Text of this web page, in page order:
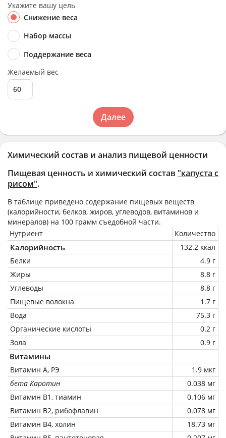
Химический состав и анализ пищевой ценности
Пищевая ценность и химический состав "капуста с
рисом".
В таблице приведено содержание пищевых веществ
(калорийности, белков, жиров, углеводов, витаминов и
минералов) на 100 грамм съедобной части.
Нутриент
Количество
Калорийность
132.2 ккал
Белки
4.9 г
Жиры
8.8 г
Углеводы
8.8 г
Пищевые волокна
1.7 г
Вода
75.3 г
Органические кислоты
0.2 г
Зола
0.9 г
Витамины
Витамин А, РЭ
1.9 мкг
бета Каротин
0.038 мг
Витамин В1, тиамин
0.106 мг
Витамин В2, рибофлавин
0.078 мг
Витамин В4, холин
18.73 мг
Укажите вашу цель
Снижение веса
Набор массы
Поддержание веса
Желаемый вес
Далее